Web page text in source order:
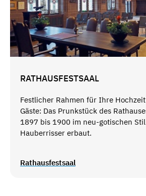
RATHAUSFESTSAAL
Festlicher Rahmen für Ihre
Gäste: Das Prunkstück des
1897 bis 1900 im neu-gotischen Stil
Hauberrisser erbaut.
Rathausfestsaal